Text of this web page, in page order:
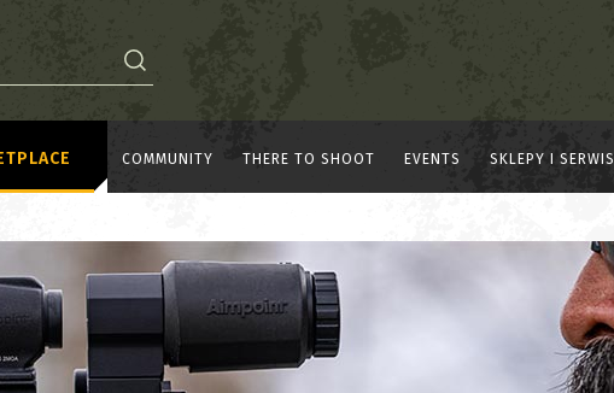
COMMUNITY THERE TO SHOOT EVENTS SKLEPY I SERWIS